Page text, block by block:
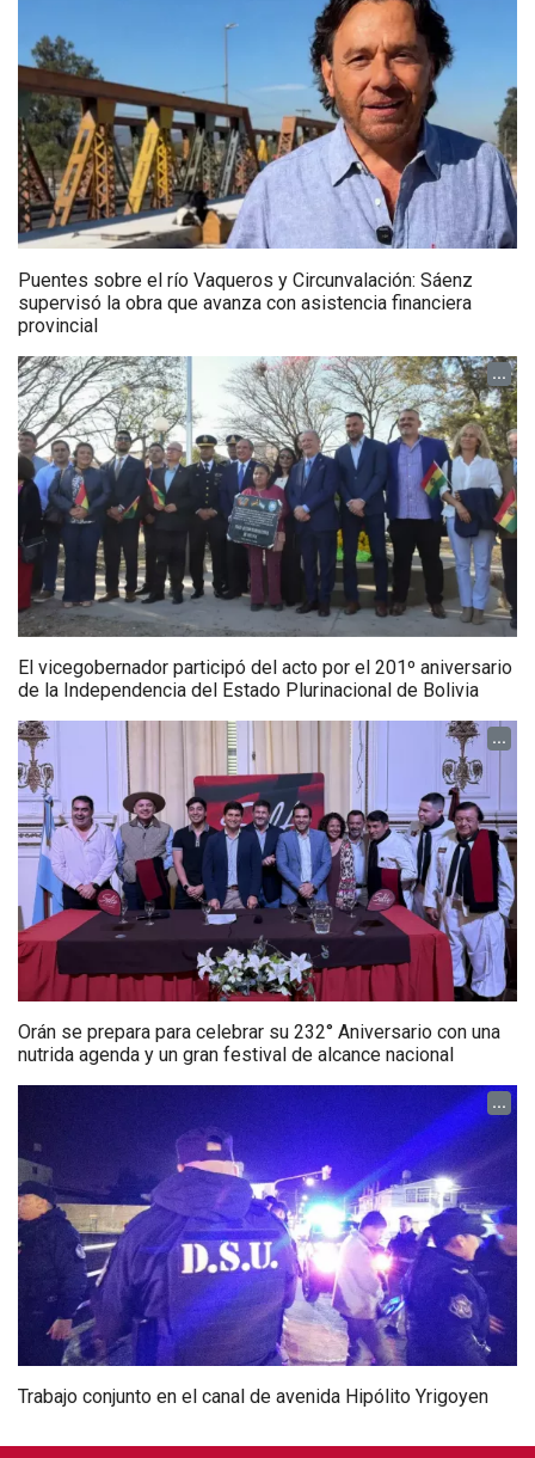
Puentes sobre el río Vaqueros y Circunvalación: Sáenz
supervisó la obra que avanza con asistencia financiera
provincial
...
El vicegobernador participó del acto por el 201º aniversario
de la Independencia del Estado Plurinacional de Bolivia
...
Orán se prepara para celebrar su 232° Aniversario con una
nutrida agenda y un gran festival de alcance nacional
...
Trabajo conjunto en el canal de avenida Hipólito Yrigoyen